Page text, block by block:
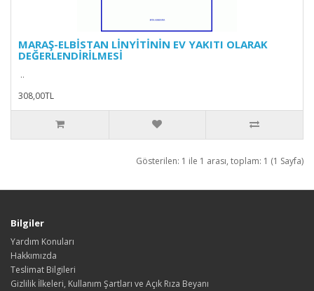
MARAŞ-ELBİSTAN LİNYİTİNİN EV YAKITI OLARAK
DEĞERLENDİRİLMESİ
..
308,00TL
Gösterilen: 1 ile 1 arası, toplam: 1 (1 Sayfa)
Bilgiler
Yardım Konuları
Hakkımızda
Teslimat Bilgileri
Gizlilik İlkeleri, Kullanım Şartları ve Açık Rıza Beyanı